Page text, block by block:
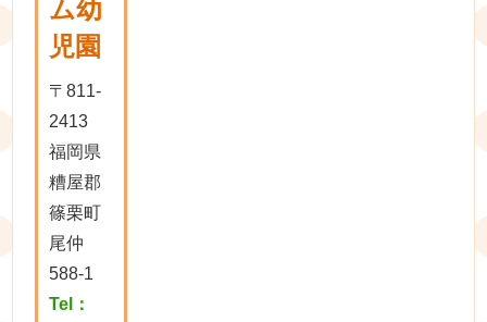
ム幼
児園
〒811-
2413
福岡県
糟屋郡
篠栗町
尾仲
588-1
Tel：